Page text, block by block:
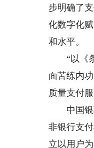
步明确了
化数字化
和水平。
“以《条
面苦练内
质量支付
中国银联
非银行支
立以用户